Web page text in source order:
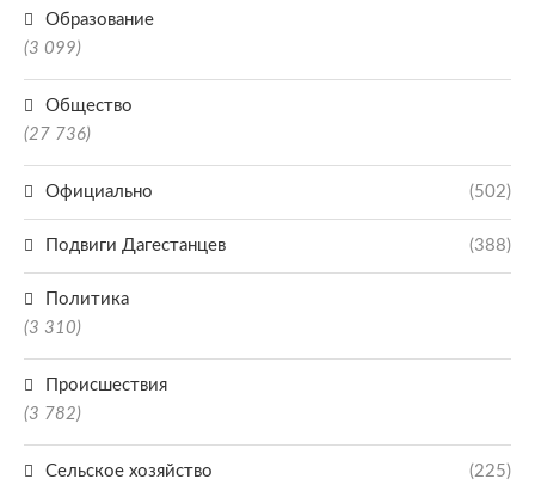
Образование
(3 099)
Общество
(27 736)
Официально (502)
Подвиги Дагестанцев (388)
Политика
(3 310)
Происшествия
(3 782)
Сельское хозяйство (225)